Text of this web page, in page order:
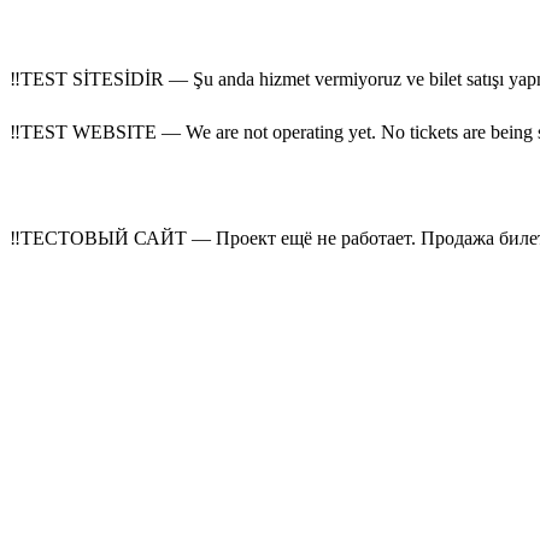
‼TEST SİTESİDİR — Şu anda hizmet vermiyoruz ve bilet satışı
‼TEST WEBSITE — We are not operating yet. No tickets are being
‼ТЕСТОВЫЙ САЙТ — Проект ещё не работает. Продажа